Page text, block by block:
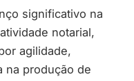
significativo na
notarial,
agilidade,
na produção de